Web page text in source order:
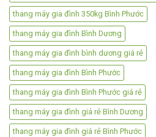
thang máy gia đình 350kg Bình Phước
thang máy gia đình Bình Dương
thang máy gia đình bình dương giá rẻ
thang máy gia đình Bình Phước
thang máy gia đình Bình Phước giá rẻ
thang máy gia đình giá rẻ Bình Dương
thang máy gia đình giá rẻ Bình Phước